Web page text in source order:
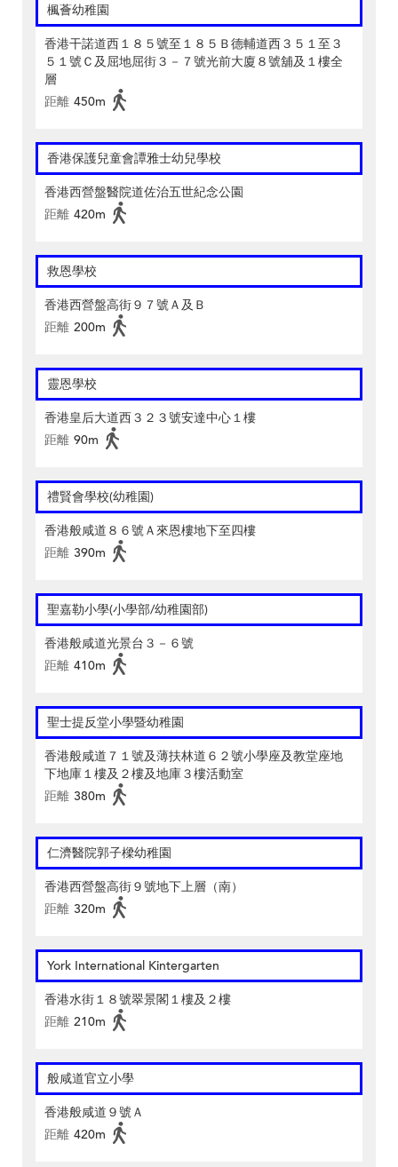
楓薈幼稚園
香港干諾道西１８５號至１８５Ｂ德輔道西３５１至３
５１號Ｃ及屈地屈街３－７號光前大廈８號舖及１樓全
層
距離 450m
香港保護兒童會譚雅士幼兒學校
香港西營盤醫院道佐治五世紀念公園
距離 420m
救恩學校
香港西營盤高街９７號Ａ及Ｂ
距離 200m
靈恩學校
香港皇后大道西３２３號安達中心１樓
距離 90m
禮賢會學校(幼稚園)
香港般咸道８６號Ａ來恩樓地下至四樓
距離 390m
聖嘉勒小學(小學部/幼稚園部)
香港般咸道光景台３－６號
距離 410m
聖士提反堂小學暨幼稚園
香港般咸道７１號及薄扶林道６２號小學座及教堂座地
下地庫１樓及２樓及地庫３樓活動室
距離 380m
仁濟醫院郭子樑幼稚園
香港西營盤高街９號地下上層（南）
距離 320m
York International Kintergarten
香港水街１８號翠景閣１樓及２樓
距離 210m
般咸道官立小學
香港般咸道９號Ａ
距離 420m